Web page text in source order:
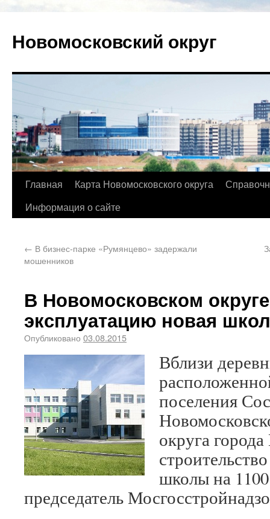
Новомосковский округ
Главная Карта Новомосковского округа
Информация о сайте
← В бизнес-парке «Румянцево» задержали
мошенников
В Новомосковском
эксплуатацию новая
Опубликовано 03.08.2015
Вблизи
поселения
округа
школы на
председатель